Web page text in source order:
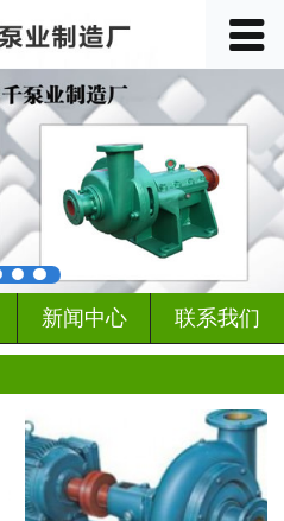
 首页
关于我们
产品中心
车间展示
客户见证
行业动态
新闻中心
联系我们
󰀥
新闻中心 联系我们